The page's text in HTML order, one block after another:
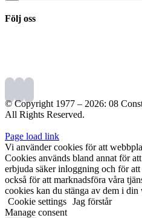
Följ oss
© Copyright 1977 – 2026: 08
All Rights Reserved.
Page load link
Vi använder cookies för att
Cookies används bland annat för
erbjuda säker inloggning och för
också för att marknadsföra våra
cookies kan du stänga av dem i din
Cookie settings Jag förstår
Manage consent